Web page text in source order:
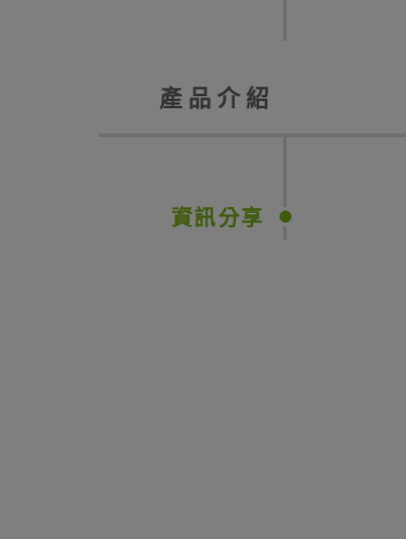
產品介紹
資訊分享